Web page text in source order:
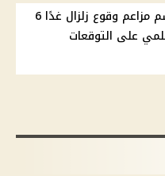
البحوث الفلكية تحسم مزاعم وقوع زلزال غدًا 6
على التوقعات